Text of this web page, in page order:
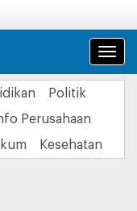
Politik
Perusahaan
Kesehatan